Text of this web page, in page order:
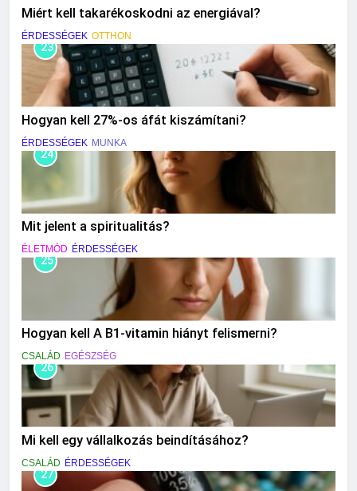
Miért kell takarékoskodni az energiával?
ÉRDESSÉGEK OTTHON
23
Hogyan kell 27%-os áfát kiszámítani?
ÉRDESSÉGEK MUNKA
24
Mit jelent a spiritualitás?
ÉLETMÓD ÉRDESSÉGEK
25
Hogyan kell A B1-vitamin hiányt felismerni?
CSALÁD EGÉSZSÉG
26
Mi kell egy vállalkozás beindításához?
CSALÁD ÉRDESSÉGEK
27